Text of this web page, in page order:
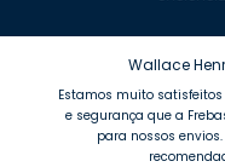
Wallace
Estamos muito
e segurança que a
para nossos